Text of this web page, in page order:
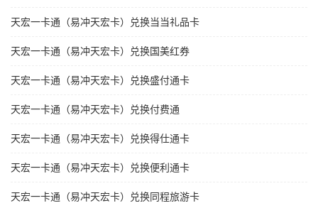
天宏一卡通（易冲天宏卡）兑换当当礼品卡
天宏一卡通（易冲天宏卡）兑换国美红券
天宏一卡通（易冲天宏卡）兑换盛付通卡
天宏一卡通（易冲天宏卡）兑换付费通
天宏一卡通（易冲天宏卡）兑换得仕通卡
天宏一卡通（易冲天宏卡）兑换便利通卡
天宏一卡通（易冲天宏卡）兑换同程旅游卡